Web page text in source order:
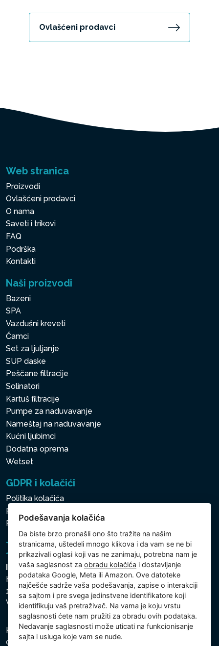
Ovlašćeni prodavci
Web stranica
Proizvodi
Ovlašćeni prodavci
O nama
Saveti i trikovi
FAQ
Podrška
Kontakti
Naši proizvodi
Bazeni
SPA
Vazdušni kreveti
Čamci
Set za ljuljanje
SUP daske
Peščane filtracije
Solinatori
Kartuš filtracije
Pumpe za naduvavanje
Nameštaj na naduvavanje
Kućni ljubimci
Dodatna oprema
Wetset
GDPR i kolačići
Politika kolačića
Politika zaštite ličnih i drugih obrađivanih podataka
Politika kolačića
Intex Trading, s.r.o.
Hradecká 2526/3
130 00 Praha 3
Vinohrady - Česká republika
Kompanija je registrovana u Opštinskom sudu u Pragu,
odeljak C, uložak 74759, Identifikacioni broj kompanije:
Podešavanja kolačića
Da biste brzo pronašli ono što tražite na našim
stranicama, uštedeli mnogo klikova i da vam se ne bi
prikazivali oglasi koji vas ne zanimaju, potrebna nam je
vaša saglasnost zaobradu kolačića i dostavljanje
podataka Google, Meta ili Amazon. Ove datoteke
najčešće sadrže vaša podešavanja, zapise o interakciji
sa sajtom i pre svega jedinstvene identifikatore koji
identifikuju vaš pretraživač. Na vama je koju vrstu
saglasnosti ćete nam pružiti za obradu ovih podataka.
Nedavanje saglasnosti može uticati na funkcionisanje
sajta i usluga koje vam se nude.